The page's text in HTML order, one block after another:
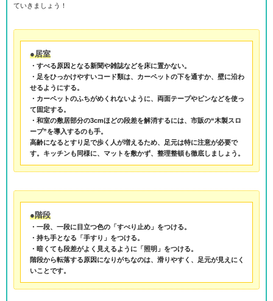
ていきましょう！
●居室
・すべる原因となる新聞や雑誌などを床に置かない。
・足をひっかけやすいコード類は、カーペットの下を通すか、壁に沿わ
せるようにする。
・カーペットのふちがめくれないように、両面テープやピンなどを使っ
て固定する。
・和室の敷居部分の3cmほどの段差を解消するには、市販の“木製スロ
ープ”を導入するのも手。
高齢になるとすり足で歩く人が増えるため、足元は特に注意が必要で
す。キッチンも同様に、マットを敷かず、整理整頓も徹底しましょう。
●階段
・一段、一段に目立つ色の「すべり止め」をつける。
・持ち手となる「手すり」をつける。
・暗くても段差がよく見えるように「照明」をつける。
階段から転落する原因になりがちなのは、滑りやすく、足元が見えにく
いことです。